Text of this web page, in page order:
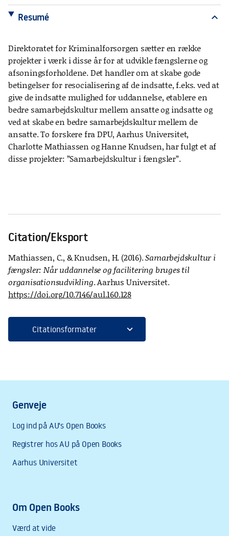
Resumé expand_more
Direktoratet for Kriminalforsorgen sætter en række
projekter i værk i disse år for at udvikle fængslerne og
afsoningsforholdene. Det handler om at skabe gode
betingelser for resocialisering af de indsatte, f.eks. ved at
give de indsatte mulighed for uddannelse, etablere en
bedre samarbejdskultur mellem ansatte og indsatte og
ved at skabe en bedre samarbejdskultur mellem de
ansatte. To forskere fra DPU, Aarhus Universitet,
Charlotte Mathiassen og Hanne Knudsen, har fulgt et af
disse projekter: ”Samarbejdskultur i fængsler”.
Citation/Eksport
Mathiassen, C., & Knudsen, H. (2016).Samarbejdskultur i
fængsler: Når uddannelse og facilitering bruges til
organisationsudvikling. Aarhus Universitet.
https://doi.org/10.7146/aul.160.128
Citationsformater expand_more